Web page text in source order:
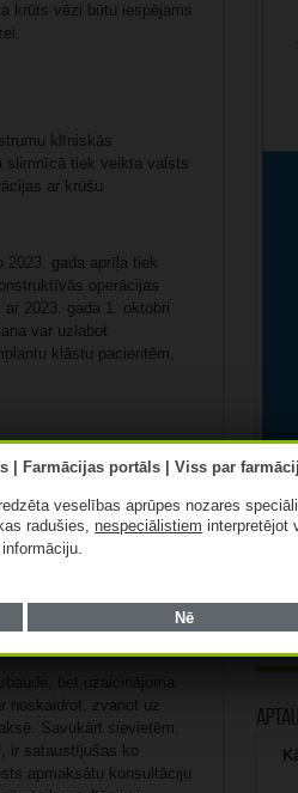
krūts vēzi būtu iespējams
klīniskās
slimnīcā tiek veikta valsts
ar krūšu
2023. gada aprīļa tiek
operācijas
2023. gada 1. oktobri
var uzlabot
klāstu pacientēm,
diagnostika, tāpēc
Tā ietvaros sievietēm
veikt bezmaksas krūšu
sieviete ir izveidojusi e-
bet uzaicinājuma
noskaidrot, zvanot uz
Savukārt sievietēm,
ir sataustījušas ko
apmaksātu konsultāciju
veselības aprūpes nozares
radušies,nespeciālistiem interpretējot
Nē